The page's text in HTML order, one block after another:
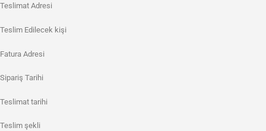
Teslimat Adresi
Teslim Edilecek kişi
Fatura Adresi
Sipariş Tarihi
Teslimat tarihi
Teslim şekli